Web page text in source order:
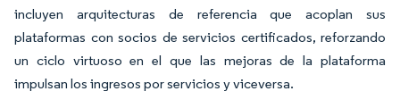
incluyen arquitecturas de referencia que acoplan sus
plataformas con socios de servicios certificados, reforzando
un ciclo virtuoso en el que las mejoras de la plataforma
impulsan los ingresos por servicios y viceversa.